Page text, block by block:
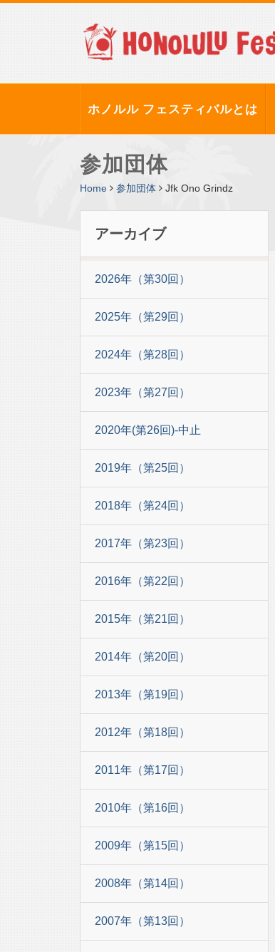
ホノルル フェスティバルとは
参加団体
Home 参加団体 Jfk Ono Grindz
アーカイブ
2026年（第30回）
2025年（第29回）
2024年（第28回）
2023年（第27回）
2020年(第26回)-中止
2019年（第25回）
2018年（第24回）
2017年（第23回）
2016年（第22回）
2015年（第21回）
2014年（第20回）
2013年（第19回）
2012年（第18回）
2011年（第17回）
2010年（第16回）
2009年（第15回）
2008年（第14回）
2007年（第13回）